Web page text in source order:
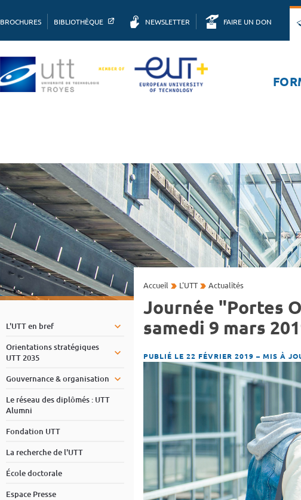
BROCHURES BIBLIOTHÈQUE NEWSLETTER FAIRE UN DON
L'UTT en bref
Orientations stratégiques
UTT 2035
Gouvernance & organisation
Le réseau des diplômés : UTT
Alumni
Fondation UTT
La recherche de l'UTT
École doctorale
Espace Presse
Accueil L'UTT Actualités
Journée "Portes
samedi 9 mars
PUBLIÉ LE 22 FÉVRIER 2019 – MIS À